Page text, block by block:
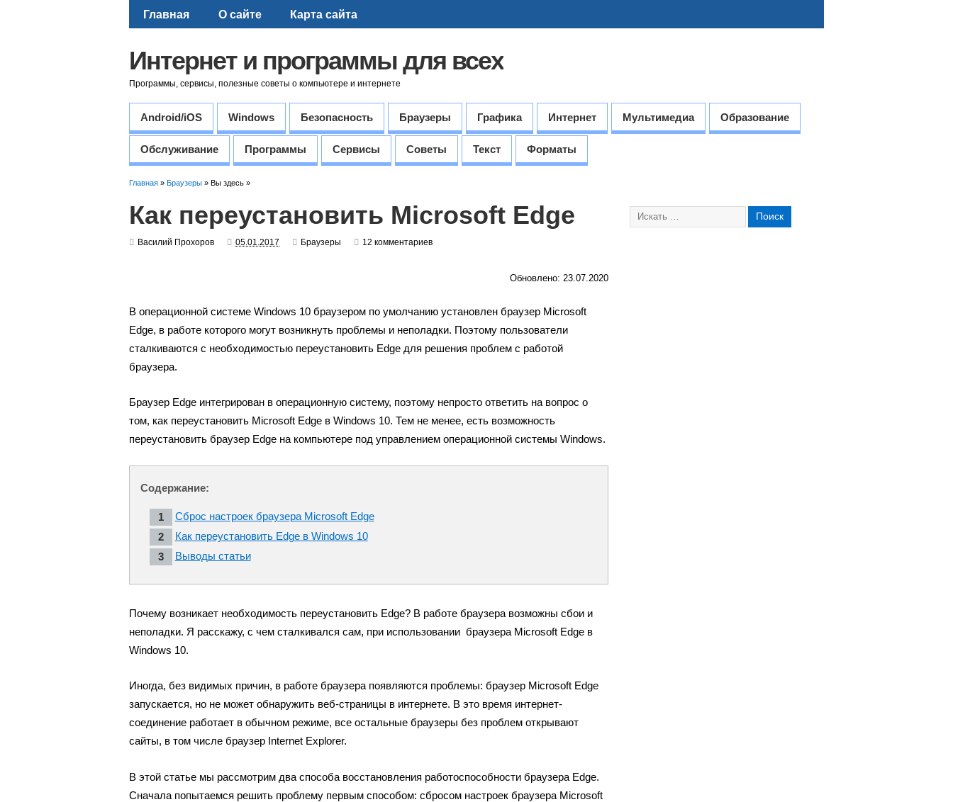
Главная О сайте Карта сайта
Интернет и программы для всех
Программы, сервисы, полезные советы о компьютере и интернете
Android/iOS Windows Безопасность Браузеры Графика Интернет Мультимедиа Образование
Обслуживание Программы Сервисы Советы Текст Форматы
Главная » Браузеры » Вы здесь »
Как переустановить Microsoft Edge
Василий Прохоров 05.01.2017 Браузеры 12 комментариев
Обновлено: 23.07.2020
В операционной системе Windows 10 браузером по умолчанию установлен браузер Microsoft
Edge, в работе которого могут возникнуть проблемы и неполадки. Поэтому пользователи
сталкиваются с необходимостью переустановить Edge для решения проблем с работой
браузера.
Браузер Edge интегрирован в операционную систему, поэтому непросто ответить на вопрос о
том, как переустановить Microsoft Edge в Windows 10. Тем не менее, есть возможность
переустановить браузер Edge на компьютере под управлением операционной системы Windows.
Содержание:
Сброс настроек браузера Microsoft Edge
Как переустановить Edge в Windows 10
Выводы статьи
Почему возникает необходимость переустановить Edge? В работе браузера возможны сбои и
неполадки. Я расскажу, с чем сталкивался сам, при использовании браузера Microsoft Edge в
Windows 10.
Иногда, без видимых причин, в работе браузера появляются проблемы: браузер Microsoft Edge
запускается, но не может обнаружить веб-страницы в интернете. В это время интернет-
соединение работает в обычном режиме, все остальные браузеры без проблем открывают
сайты, в том числе браузер Internet Explorer.
В этой статье мы рассмотрим два способа восстановления работоспособности браузера Edge.
Сначала попытаемся решить проблему первым способом: сбросом настроек браузера Microsoft